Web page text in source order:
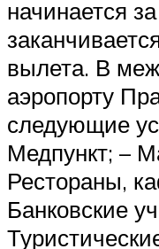
начинается
вылета. В
аэропорту
следующие
Медпункт; –
Рестораны,
Банковские